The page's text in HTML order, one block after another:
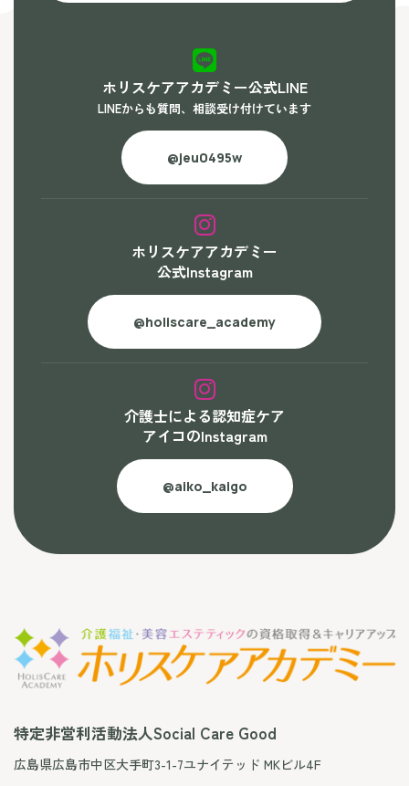
ホリスケアアカデミー公式LINE
LINEからも質問、相談受け付けています
@jeu0495w
ホリスケアアカデミー
公式Instagram
@holiscare_academy
介護士による認知症ケア
アイコのInstagram
@aiko_kaigo
特定非営利活動法人Social Care Good
広島県広島市中区大手町3-1-7ユナイテッド MKビル4F